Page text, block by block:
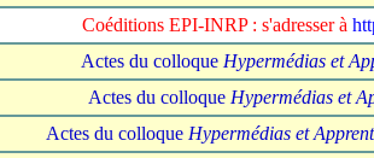
Coéditions EPI-INRP : s'adresser à
Actes du colloque Hypermédias et
Actes du colloque Hypermédias et
Actes du colloque Hypermédias et